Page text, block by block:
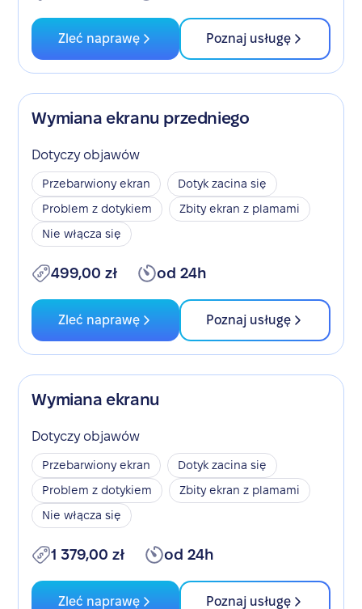
Zleć naprawę Poznaj usługę
Wymiana ekranu przedniego
Dotyczy objawów
Przebarwiony ekran
Dotyk zacina się
Problem z dotykiem
Zbity ekran z plamami
Nie włącza się
499,00 zł od 24h
Zleć naprawę Poznaj usługę
Wymiana ekranu
Dotyczy objawów
Przebarwiony ekran
Dotyk zacina się
Problem z dotykiem
Zbity ekran z plamami
Nie włącza się
1 379,00 zł od 24h
Zleć naprawę Poznaj usługę